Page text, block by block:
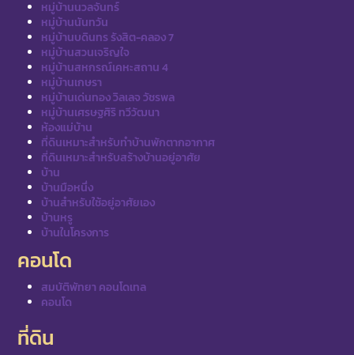
หมู่บ้านนวลจันทร์
หมู่บ้านนันทวัน
หมู่บ้านบดินทร รังสิต-คลอง 7
หมู่บ้านสวนเจริญใจ
หมู่บ้านสหกรณ์เคหะสถาน 4
หมู่บ้านเกษรา
หมู่บ้านเด่นทอง วิลเลจ วัชรพล
หมู่บ้านเศรษฐศิริ ทวีวัฒนา
ห้องแม่บ้าน
ที่ดินเหมาะสำหรับทำบ้านพักตากอากาศ
ที่ดินเหมาะสำหรับสร้างบ้านอยู่อาศัย
บ้าน
บ้านมือหนึ่ง
บ้านสำหรับใช้อยู่อาศัยเอง
บ้านหรู
บ้านในโครงการ
คอนโด
สมบัติพัทยา คอนโดเทล
คอนโด
ที่ดิน